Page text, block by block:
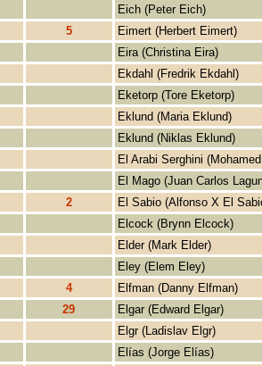
Eich (Peter Eich)
5
Eimert (Herbert Eimert)
Eira (Christina Eira)
Ekdahl (Fredrik Ekdahl)
Eketorp (Tore Eketorp)
Eklund (Maria Eklund)
Eklund (Niklas Eklund)
El Arabi Serghini
El Mago (Juan Carlos
2
El Sabio (Alfonso X El
Elcock (Brynn Elcock)
Elder (Mark Elder)
Eley (Elem Eley)
4
Elfman (Danny Elfman)
29
Elgar (Edward Elgar)
Elgr (Ladislav Elgr)
Elías (Jorge Elías)